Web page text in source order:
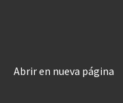
Abrir en nueva página